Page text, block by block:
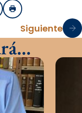
Imprimir
Siguiente